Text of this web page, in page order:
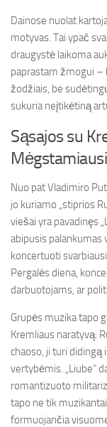
Dainose nuolat
motyvas. Tai ypač
draugystė laikoma
paprastam žmogui –
žodžiais, be
sukuria neįtikėtiną
Sąsajos su
Nuo pat Vladimiro
jo kuriamo „stiprios
viešai yra pavadinęs
abipusis palankumas
koncertuoti
Pergalės diena,
darbuotojams, ar
Grupės muzika tapo
Kremliaus naratyvą:
chaoso, ji turi didingą
vertybėmis. „Liube“
romantizuoto
tapo ne tik
formuojančia